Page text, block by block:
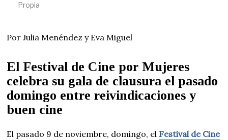
Propia
Por Julia Menéndez y Eva Miguel
El Festival de Cine por Mujeres
celebra su gala de clausura el pasado
domingo entre reivindicaciones y
buen cine
El pasado 9 de noviembre, domingo, el Festival de Cine